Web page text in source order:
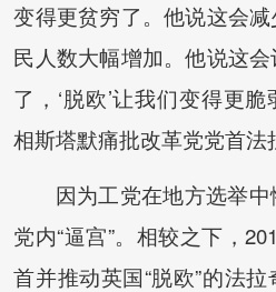
变得更贫穷了。他说这会
民人数大幅增加。他说这
了，‘脱欧’让我们变得更
相斯塔默痛批改革党党首法
因为工党在地方选举
党内“逼宫”。相较之下，
首并推动英国“脱欧”的法